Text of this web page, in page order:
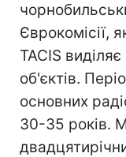
Єврокомісії,
ТАСІS
об'єктів.
основних
30-35 років.